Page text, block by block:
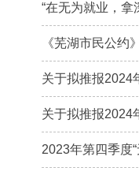
“在无为就业，
《芜湖市民公约
关于拟推报2024
关于拟推报2024
2023年第四季度